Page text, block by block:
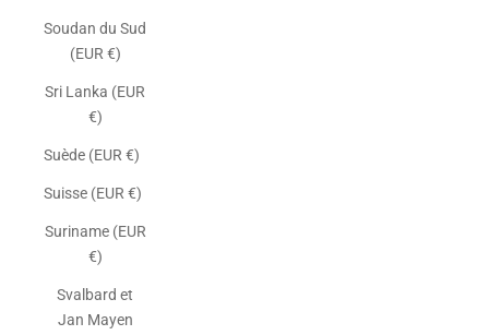
Soudan du Sud
(EUR €)
Sri Lanka (EUR
€)
Suède (EUR €)
Suisse (EUR €)
Suriname (EUR
€)
Svalbard et
Jan Mayen